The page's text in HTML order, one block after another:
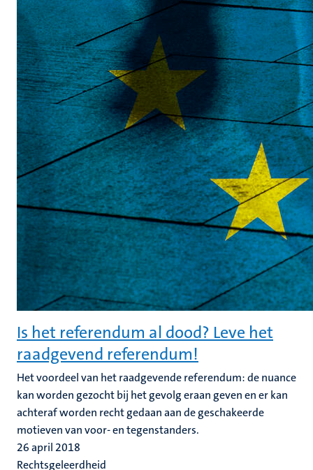
Is het referendum al dood? Leve het
raadgevend referendum!
Het voordeel van het raadgevende referendum: de nuance
kan worden gezocht bij het gevolg eraan geven en er kan
achteraf worden recht gedaan aan de geschakeerde
motieven van voor- en tegenstanders.
26 april 2018
Rechtsgeleerdheid